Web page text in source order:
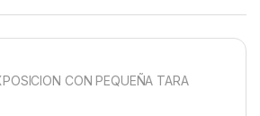
CON PEQUEÑA TARA